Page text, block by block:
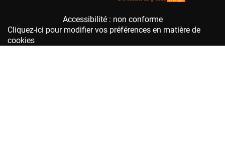
Accessibilité : non conforme
Cliquez-ici pour modifier vos préférences en matière de
cookies